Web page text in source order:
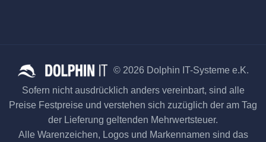
© 2026 Dolphin IT-Systeme e.K.
Sofern nicht ausdrücklich anders vereinbart, sind alle
Preise Festpreise und verstehen sich zuzüglich der am Tag
der Lieferung geltenden Mehrwertsteuer.
Alle Warenzeichen, Logos und Markennamen sind das